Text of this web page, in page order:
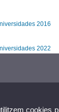
2016
2022
cookies